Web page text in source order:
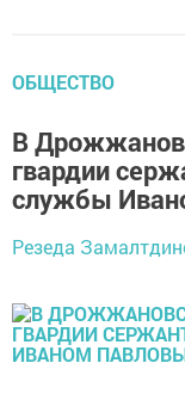
ОБЩЕСТВО
В
гвардии
службы
Резеда